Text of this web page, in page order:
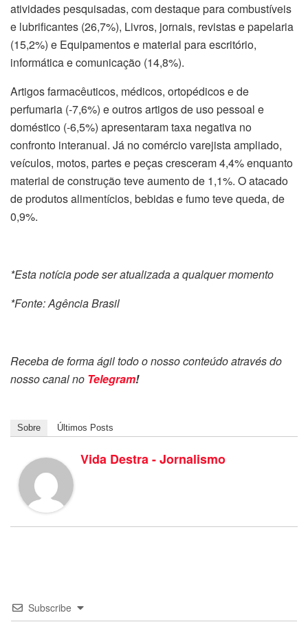
atividades pesquisadas, com destaque para combustíveis
e lubrificantes (26,7%), Livros, jornais, revistas e papelaria
(15,2%) e Equipamentos e material para escritório,
informática e comunicação (14,8%).
Artigos farmacêuticos, médicos, ortopédicos e de
perfumaria (-7,6%) e outros artigos de uso pessoal e
doméstico (-6,5%) apresentaram taxa negativa no
confronto interanual. Já no comércio varejista ampliado,
veículos, motos, partes e peças cresceram 4,4% enquanto
material de construção teve aumento de 1,1%. O atacado
de produtos alimentícios, bebidas e fumo teve queda, de
0,9%.
*Esta notícia pode ser atualizada a qualquer momento
*Fonte: Agência Brasil
Receba de forma ágil todo o nosso conteúdo através do
nosso canal no Telegram!
Sobre Últimos Posts
Vida Destra - Jornalismo
Subscribe